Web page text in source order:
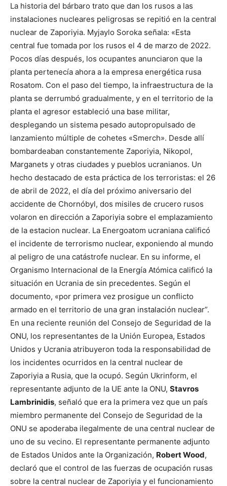
La historia del bárbaro trato que dan los rusos a las
instalaciones nucleares peligrosas se repitió en la central
nuclear de Zaporiyia. Myjaylo Soroka señala: «Esta
central fue tomada por los rusos el 4 de marzo de 2022.
Pocos días después, los ocupantes anunciaron que la
planta pertenecía ahora a la empresa energética rusa
Rosatom. Con el paso del tiempo, la infraestructura de la
planta se derrumbó gradualmente, y en el territorio de la
planta el agresor estableció una base militar,
desplegando un sistema pesado autopropulsado de
lanzamiento múltiple de cohetes «Smerch». Desde allí
bombardeaban constantemente Zaporiyia, Nikopol,
Marganets y otras ciudades y pueblos ucranianos. Un
hecho destacado de esta práctica de los terroristas: el 26
de abril de 2022, el día del próximo aniversario del
accidente de Chornóbyl, dos misiles de crucero rusos
volaron en dirección a Zaporiyia sobre el emplazamiento
de la estacion nuclear. La Energoatom ucraniana calificó
el incidente de terrorismo nuclear, exponiendo al mundo
al peligro de una catástrofe nuclear. En su informe, el
Organismo Internacional de la Energía Atómica calificó la
situación en Ucrania de sin precedentes. Según el
documento, «por primera vez prosigue un conflicto
armado en el territorio de una gran instalación nuclear”.
En una reciente reunión del Consejo de Seguridad de la
ONU, los representantes de la Unión Europea, Estados
Unidos y Ucrania atribuyeron toda la responsabilidad de
los incidentes ocurridos en la central nuclear de
Zaporiyia a Rusia, que la ocupó. Según Ukrinform, el
representante adjunto de la UE ante la ONU, Stavros
Lambrinidis, señaló que era la primera vez que un país
miembro permanente del Consejo de Seguridad de la
ONU se apoderaba ilegalmente de una central nuclear de
uno de su vecino. El representante permanente adjunto
de Estados Unidos ante la Organización, Robert Wood,
declaró que el control de las fuerzas de ocupación rusas
sobre la central nuclear de Zaporiyia y el funcionamiento